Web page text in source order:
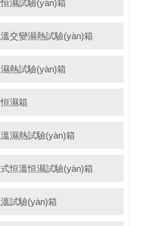
濕試驗(yàn)箱
交變濕熱試驗(yàn)箱
熱試驗(yàn)箱
濕箱
濕熱試驗(yàn)箱
恒溫恒濕試驗(yàn)箱
試驗(yàn)箱